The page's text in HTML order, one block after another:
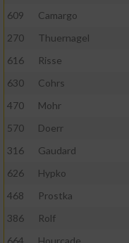
609
Camargo
270
Thuernagel
616
Risse
630
Cohrs
470
Mohr
570
Doerr
316
Gaudard
626
Hypko
468
Prostka
386
Rolf